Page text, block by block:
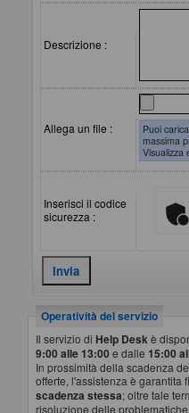
Descrizione :
Allega un file :
Puoi
massima
Visualizza
Inserisci il codice
sicurezza :
Operatività del servizio
Il servizio di Help Desk è
9:00 alle 13:00 e dalle 15:00
In prossimità della scadenza
offerte, l'assistenza è garantita
scadenza stessa; oltre tale
risoluzione delle